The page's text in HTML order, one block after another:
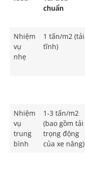
chuẩn
Nhiệm
vụ
nhẹ
1 tấn/m2 (tải
tĩnh)
Nhiệm
vụ
trung
bình
1-3 tấn/m2
(bao gồm tải
trọng động
của xe nâng)